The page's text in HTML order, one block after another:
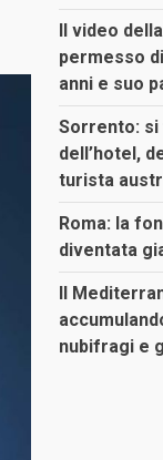
Il video
permesso
anni e suo
Sorrento: si
dell’hotel,
turista
Roma: la
diventata
Il
nubifragi e